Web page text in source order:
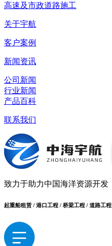
高速及市政道路施工
关于宇航
客户案例
新闻资讯
公司新闻
行业新闻
产品百科
联系我们
致力于助力中国海洋资源开发
起重船租赁 / 港口工程 / 桥梁工程 / 道路工程